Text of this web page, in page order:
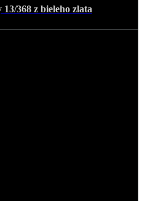
368 z bieleho zlata